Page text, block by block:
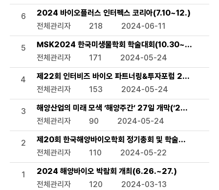
6
2024 바이오플러스 인터펙스 코리아(7.10~12.)
전체관리자
218 2024-06-11
5
MSK2024 한국미생물학회 학술대회(10.30~11.1.)
전체관리자
171 2024-05-24
4
제22회 인터비즈 바이오 파트너링&투자포럼
전체관리자
153 2024-05-24
3
해양산업의 미래 모색 ‘해양주간’ 27일 개막(‘2024 해
전체관리자
90 2024-05-24
2
제20회 한국해양바이오학회 정기총회 및 학술발표회
전체관리자
110 2024-05-22
1
2024 해양바이오 박람회 개최(6.26.~27.)
전체관리자
120 2024-03-13